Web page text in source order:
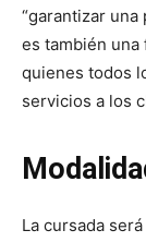
“garantizar
es también
quienes todos
servicios a los
La cursada